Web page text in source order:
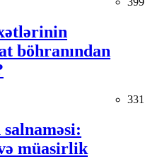
böhranından
331
salnaməsi:
müasirlik